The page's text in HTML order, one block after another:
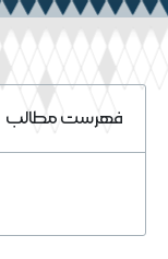
فهرست مطالب